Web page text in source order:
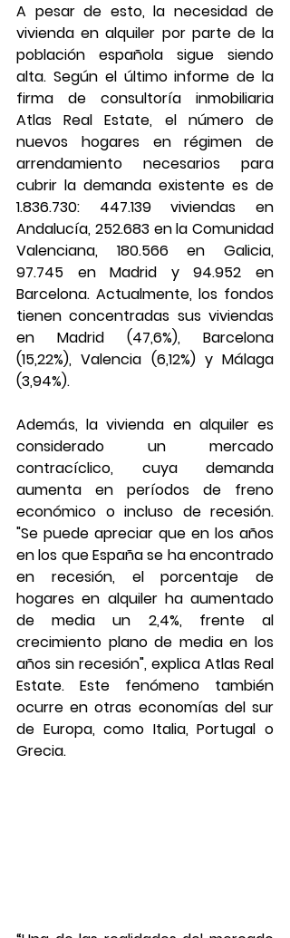
A pesar de esto, la necesidad de
vivienda en alquiler por parte de la
población española sigue siendo
alta. Según el último informe de la
firma de consultoría inmobiliaria
Atlas Real Estate, el número de
nuevos hogares en régimen de
arrendamiento necesarios para
cubrir la demanda existente es de
1.836.730: 447.139 viviendas en
Andalucía, 252.683 en la Comunidad
Valenciana, 180.566 en Galicia,
97.745 en Madrid y 94.952 en
Barcelona. Actualmente, los fondos
tienen concentradas sus viviendas
en Madrid (47,6%), Barcelona
(15,22%), Valencia (6,12%) y Málaga
(3,94%).
Además, la vivienda en alquiler es
considerado un mercado
contracíclico, cuya demanda
aumenta en períodos de freno
económico o incluso de recesión.
"Se puede apreciar que en los años
en los que España se ha encontrado
en recesión, el porcentaje de
hogares en alquiler ha aumentado
de media un 2,4%, frente al
crecimiento plano de media en los
años sin recesión", explica Atlas Real
Estate. Este fenómeno también
ocurre en otras economías del sur
de Europa, como Italia, Portugal o
Grecia.